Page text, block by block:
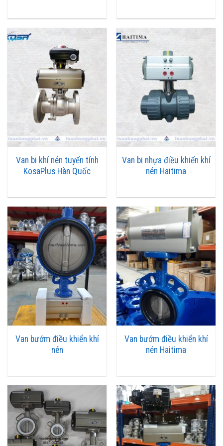
Phần thân van
dao…, các loại loại van này có cấu tạo từ các vật liệu như : gang,
thép, inox, nhựa, đồng.cùng các lớp gioăng như cao su, NBR,
PTFE,.… Phù hợp với từng loại lưu chất khác nhau như nước sạch,
nước thải, hơi nóng,…
3.Các phần phụ khác:
Limit Switch box (hộp hiển thị đóng mở hay công tác giới
hạn:
Bộ phận này có chức năng báo trạng thái đóng/mở (ON/OFF) của
van. Giúp người nhìn quan sát rõ bằng mắt thường. Ngoài ra, nó còn
được trạng thái hoạt động của van.
– Dùng với van điều khiển khí nén kiểu tuyến tính: Được dùng với
mục đích điều tiết lưu lượng môi chất bằng cách điều tiết lượng khí
nén truyền đến thiết bị truyền động từ đó tạo ra cac góc mở khác
nhau để điều tiết tốc độ và lưu lượng môi chất đi qua van.
Van bi khí nén tuyến tính
KosaPlus Hàn Quốc
Van bi nhựa điều khiển khí
nén Haitima
Van bướm điều khiển khí
nén
Van bướm điều khiển khí
nén Haitima